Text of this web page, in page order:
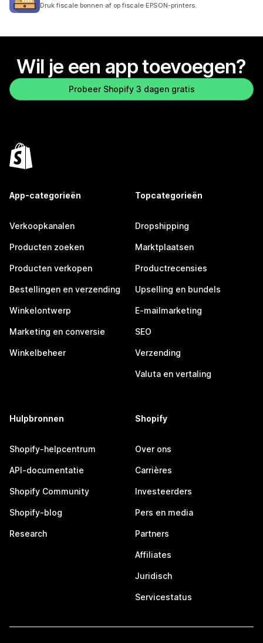
Druk fiscale bonnen af op fiscale EPSON-printers.
Wil je een app toevoegen?
Probeer Shopify 3 dagen gratis
App-categorieën
Verkoopkanalen
Producten zoeken
Producten verkopen
Bestellingen en verzending
Winkelontwerp
Marketing en conversie
Winkelbeheer
Topcategorieën
Dropshipping
Marktplaatsen
Productrecensies
Upselling en bundels
E-mailmarketing
SEO
Verzending
Valuta en vertaling
Hulpbronnen
Shopify-helpcentrum
API-documentatie
Shopify Community
Shopify-blog
Research
Shopify
Over ons
Carrières
Investeerders
Pers en media
Partners
Affiliates
Juridisch
Servicestatus